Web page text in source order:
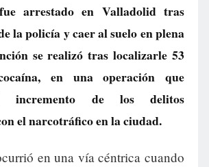
arrestado en Valladolid tras
la policía y caer al suelo en plena
se realizó tras localizarle 53
en una operación que
incremento de los delitos
el narcotráfico en la ciudad.
en una vía céntrica cuando